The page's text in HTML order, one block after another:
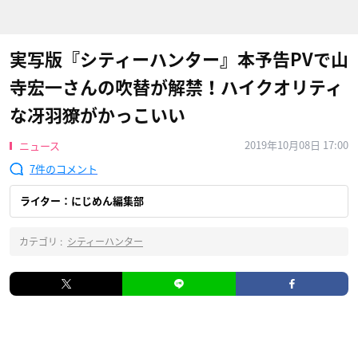
実写版『シティーハンター』本予告PVで山
寺宏一さんの吹替が解禁！ハイクオリティ
な冴羽獠がかっこいい
ニュース
2019年10月08日 17:00
7
ライター：にじめん編集部
カテゴリ : シティーハンター